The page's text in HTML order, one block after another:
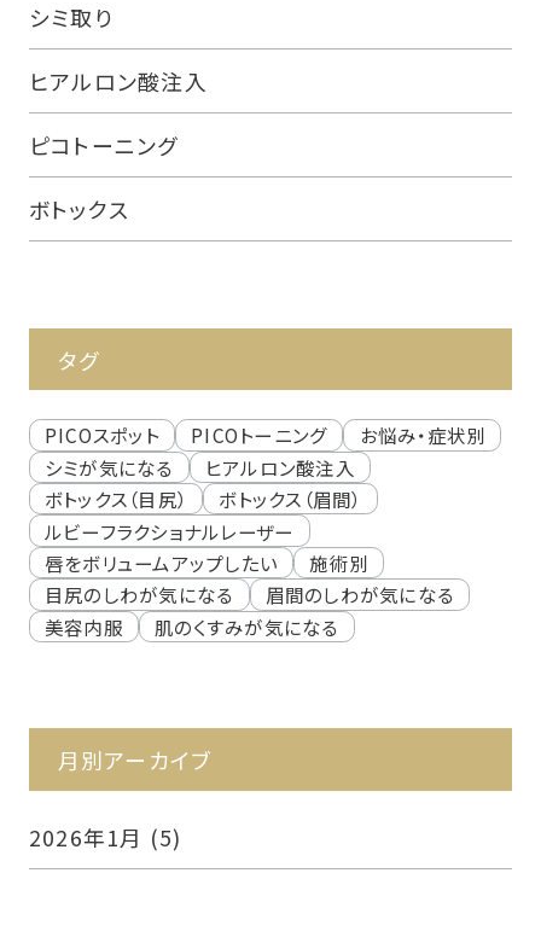
シミ取り
ヒアルロン酸注入
ピコトーニング
ボトックス
タグ
PICOスポット PICOトーニング
お悩み・症状別
シミが気になる
ヒアルロン酸注入
ボトックス（目尻）
ボトックス（眉間）
ルビーフラクショナルレーザー
唇をボリュームアップしたい
施術別
目尻のしわが気になる
眉間のしわが気になる
美容内服
肌のくすみが気になる
月別アーカイブ
2026年1月 (5)